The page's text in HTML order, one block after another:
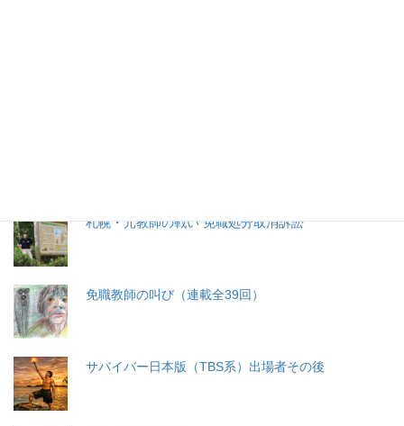
札幌・元教師の戦い 免職処分取消訴訟
免職教師の叫び（連載全39回）
サバイバー日本版（TBS系）出場者その後